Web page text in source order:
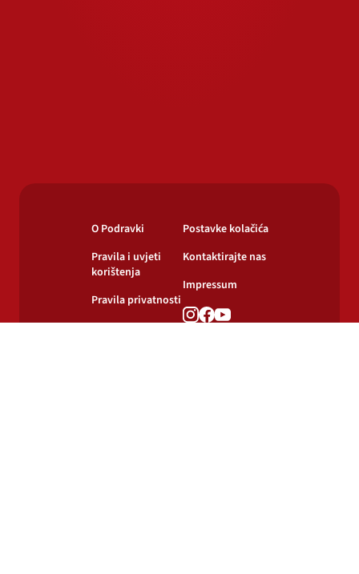
O Podravki
Pravila i uvjeti
korištenja
Pravila privatnosti
Postavke kolačića
Kontaktirajte nas
Impressum